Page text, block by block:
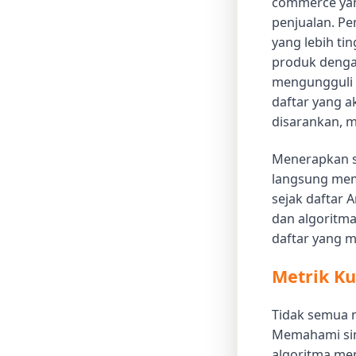
penjualan.
yang lebih
produk
mengungguli
daftar yang
disarankan,
Menerapkan
langsung
sejak daftar
dan
daftar yang
Metrik
Tidak semua
Memahami